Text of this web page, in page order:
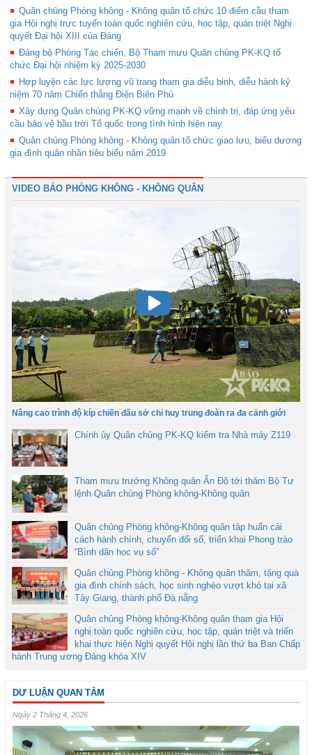
Quân chủng Phòng không - Không quân tổ chức 10 điểm cầu tham
gia Hội nghị trực tuyến toàn quốc nghiên cứu, học tập, quán triệt Nghị
quyết Đại hội XIII của Đảng
Đảng bộ Phòng Tác chiến, Bộ Tham mưu Quân chủng PK-KQ tổ
chức Đại hội nhiệm kỳ 2025-2030
Hợp luyện các lực lượng vũ trang tham gia diễu binh, diễu hành kỷ
niệm 70 năm Chiến thắng Điện Biên Phủ
Xây dựng Quân chủng PK-KQ vững mạnh về chính trị, đáp ứng yêu
cầu bảo vệ bầu trời Tổ quốc trong tình hình hiện nay
Quân chủng Phòng không - Không quân tổ chức giao lưu, biểu dương
gia đình quân nhân tiêu biểu năm 2019
VIDEO BÁO PHÒNG KHÔNG - KHÔNG QUÂN
Nâng cao trình độ kíp chiến đấu sở chỉ huy trung đoàn ra đa cảnh giới
Chính ủy Quân chủng PK-KQ kiểm tra Nhà máy Z119
Tham mưu trưởng Không quân Ấn Độ tới thăm Bộ Tư
lệnh Quân chủng Phòng không-Không quân
Quân chủng Phòng không-Không quân tập huấn cải
cách hành chính, chuyển đổi số, triển khai Phong trào
“Bình dân học vụ số”
Quân chủng Phòng không - Không quân thăm, tặng quà
gia đình chính sách, học sinh nghèo vượt khó tại xã
Tây Giang, thành phố Đà nẵng
Quân chủng Phòng không-Không quân tham gia Hội
nghị toàn quốc nghiên cứu, học tập, quán triệt và triển
khai thực hiện Nghị quyết Hội nghị lần thứ ba Ban Chấp
hành Trung ương Đảng khóa XIV
DƯ LUẬN QUAN TÂM
Ngày 2 Tháng 4, 2026